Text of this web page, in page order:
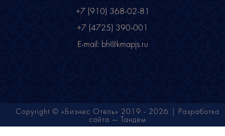
+7 (910) 368-02-81
+7 (4725) 390-001
E-mail: bh@kmapjs.ru
Copyright © «Бизнес Отель» 2019 - 2026 |
Разработка
сайта — Тандем